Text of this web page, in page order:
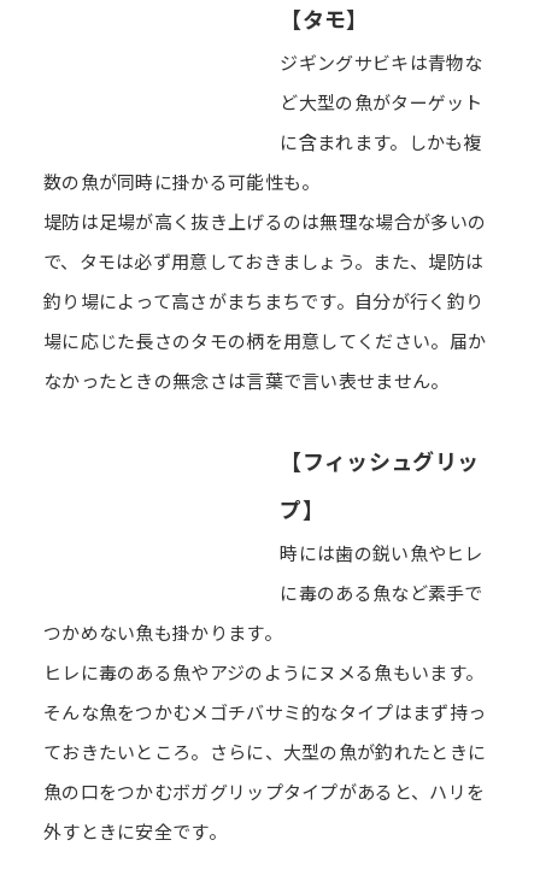
【タモ】
ジギングサビキは青物な
ど大型の魚がターゲット
に含まれます。しかも複
数の魚が同時に掛かる可能性も。
堤防は足場が高く抜き上げるのは無理な場合が多いの
で、タモは必ず用意しておきましょう。また、堤防は
釣り場によって高さがまちまちです。自分が行く釣り
場に応じた長さのタモの柄を用意してください。届か
なかったときの無念さは言葉で言い表せません。
【フィッシュグリッ
プ】
時には歯の鋭い魚やヒレ
に毒のある魚など素手で
つかめない魚も掛かります。
ヒレに毒のある魚やアジのようにヌメる魚もいます。
そんな魚をつかむメゴチバサミ的なタイプはまず持っ
ておきたいところ。さらに、大型の魚が釣れたときに
魚の口をつかむボガグリップタイプがあると、ハリを
外すときに安全です。